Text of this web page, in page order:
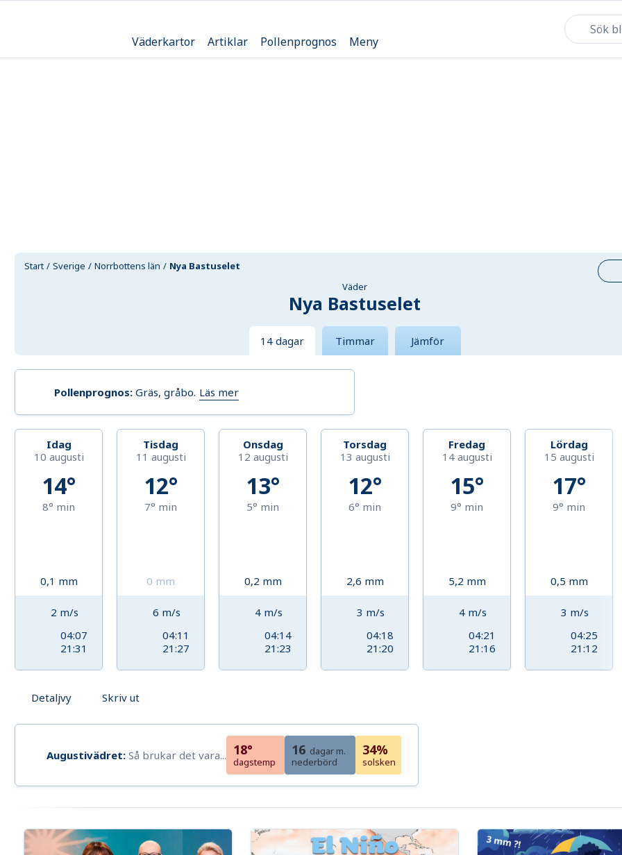
Väderkartor Artiklar Pollenprognos Meny
Start Sverige Norrbottens län
Nya Bastuselet
Väder
Nya Bastuselet
14 dagar Timmar Jämför
Pollenprognos: Gräs, gråbo. Läs mer
Idag
10 augusti
14°
8° min
0,1 mm
2 m/s
04:07
21:31
Tisdag
11 augusti
12°
7° min
0 mm
6 m/s
04:11
21:27
Onsdag
12 augusti
13°
5° min
0,2 mm
4 m/s
04:14
21:23
Torsdag
13 augusti
12°
6° min
2,6 mm
3 m/s
04:18
21:20
Fredag
14 augusti
15°
9° min
5,2 mm
4 m/s
04:21
21:16
Lördag
15 augusti
17°
9° min
0,5 mm
3 m/s
04:25
21:12
Detaljvy Skriv ut
Augustivädret: Så brukar det vara... 18°
dagstemp
16 dagar m.
nederbörd
34%
solsken